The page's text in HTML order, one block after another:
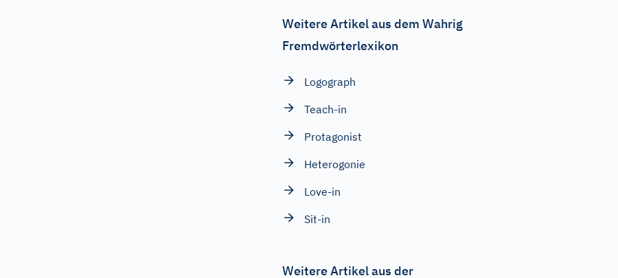
Weitere Artikel aus dem Wahrig
Fremdwörterlexikon
Logograph
Teach-in
Protagonist
Heterogonie
Love-in
Sit-in
Weitere Artikel aus der